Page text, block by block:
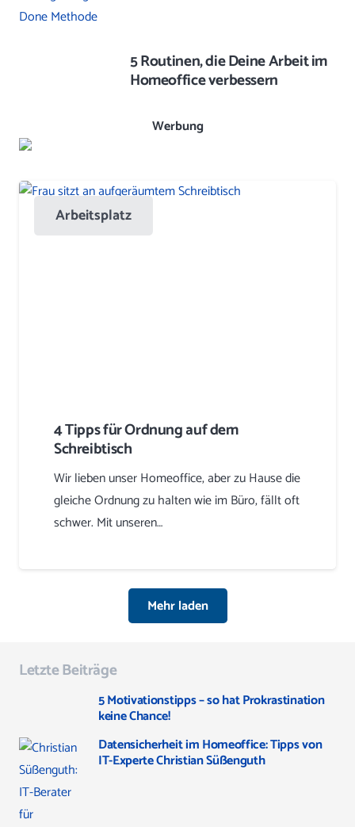
5 Routinen, die Deine Arbeit im
Homeoffice verbessern
Werbung
Arbeitsplatz
4 Tipps für Ordnung auf dem
Schreibtisch
Wir lieben unser Homeoffice, aber zu Hause die
gleiche Ordnung zu halten wie im Büro, fällt oft
schwer. Mit unseren…
Mehr laden
Letzte Beiträge
5 Motivationstipps – so hat Prokrastination
keine Chance!
Datensicherheit im Homeoffice: Tipps von
IT-Experte Christian Süßenguth